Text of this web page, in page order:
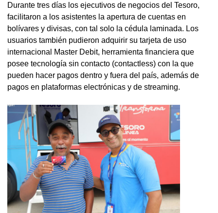
Durante tres días los ejecutivos de negocios del Tesoro,
facilitaron a los asistentes la apertura de cuentas en
bolívares y divisas, con tal solo la cédula laminada. Los
usuarios también pudieron adquirir su tarjeta de uso
internacional Master Debit, herramienta financiera que
posee tecnología sin contacto (contactless) con la que
pueden hacer pagos dentro y fuera del país, además de
pagos en plataformas electrónicas y de streaming.